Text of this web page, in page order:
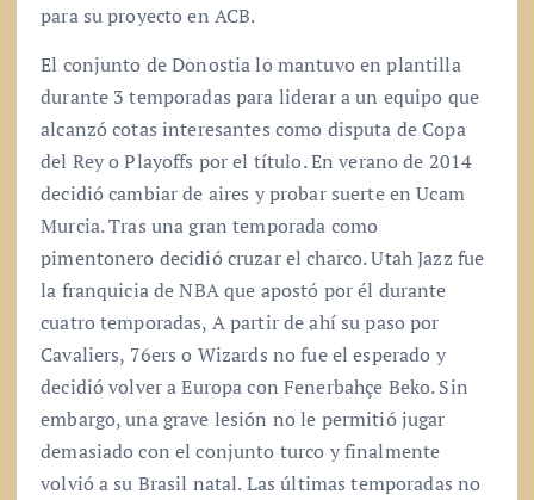
para su proyecto en ACB.
El conjunto de Donostia lo mantuvo en plantilla
durante 3 temporadas para liderar a un equipo que
alcanzó cotas interesantes como disputa de Copa
del Rey o Playoffs por el título. En verano de 2014
decidió cambiar de aires y probar suerte en Ucam
Murcia. Tras una gran temporada como
pimentonero decidió cruzar el charco. Utah Jazz fue
la franquicia de NBA que apostó por él durante
cuatro temporadas, A partir de ahí su paso por
Cavaliers, 76ers o Wizards no fue el esperado y
decidió volver a Europa con Fenerbahçe Beko. Sin
embargo, una grave lesión no le permitió jugar
demasiado con el conjunto turco y finalmente
volvió a su Brasil natal. Las últimas temporadas no